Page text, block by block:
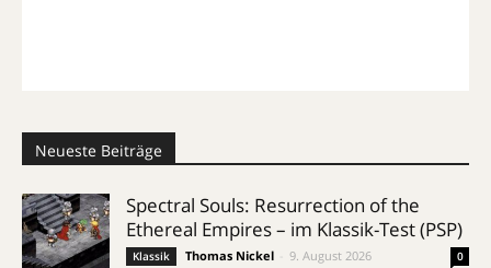
Neueste Beiträge
Spectral Souls: Resurrection of the
Ethereal Empires – im Klassik-Test (PSP)
Klassik Thomas Nickel 9. August 2026 0